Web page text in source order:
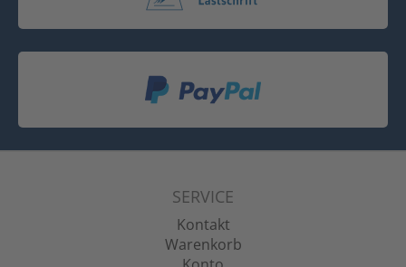
SERVICE
Kontakt
Warenkorb